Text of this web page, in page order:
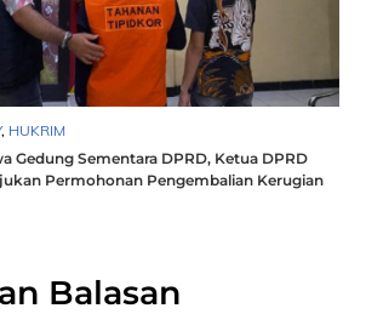
, HUKRIM
Gedung Sementara DPRD, Ketua DPRD
Permohonan Pengembalian Kerugian
Balasan